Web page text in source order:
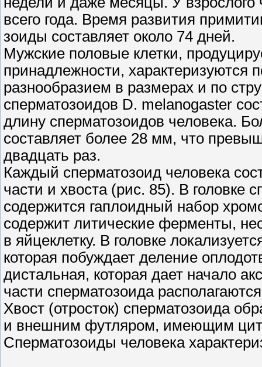
всего года. Время развития
зоиды составляет около 74 дней.
Мужские половые клетки,
принадлежности,
разнообразием в размерах и по
сперматозоидов D. melanogaster
длину сперматозоидов человека.
составляет более 28 мм, что
двадцать раз.
Каждый сперматозоид человека
части и хвоста (рис. 85). В головке
содержится гаплоидный набор
содержит литические ферменты,
в яйцеклетку. В головке
которая побуждает деление
дистальная, которая дает начало
части сперматозоида
Хвост (отросток) сперматозоида
и внешним футляром, имеющим
Сперматозоиды человека